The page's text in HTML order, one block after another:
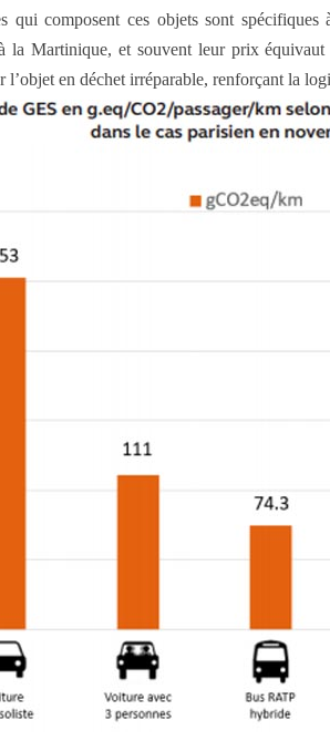
composent ces objets sont
la Martinique, et souvent leur prix
en déchet irréparable, renforçant la